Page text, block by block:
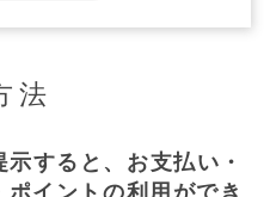
法
すると、お支払い・
イントの利用ができ